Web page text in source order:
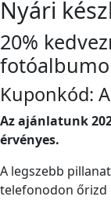
Nyári
20%
Kuponkód:
Az ajánlatunk
érvényes.
A legszebb
telefonodon őrizd